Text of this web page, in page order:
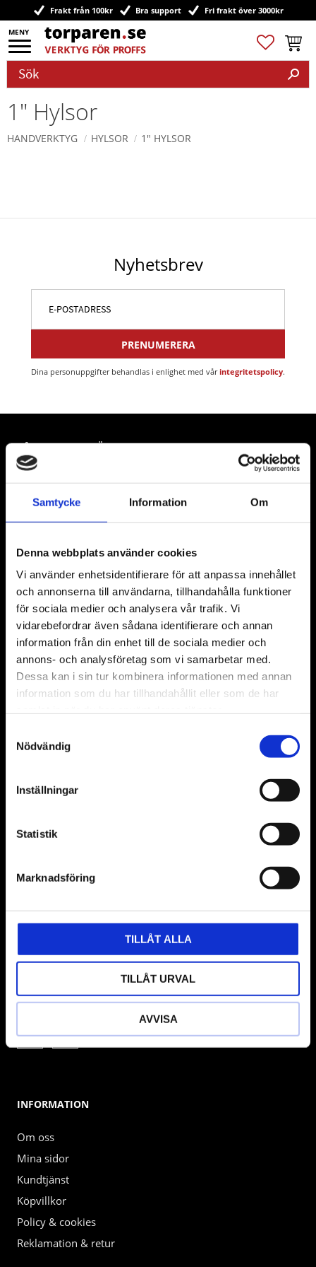
Samtycke Information Om
Denna webbplats använder cookies
Vi använder enhetsidentifierare för att anpassa innehållet
och annonserna till användarna, tillhandahålla funktioner
för sociala medier och analysera vår trafik. Vi
vidarebefordrar även sådana identifierare och annan
information från din enhet till de sociala medier och
annons- och analysföretag som vi samarbetar med.
Dessa kan i sin tur kombinera informationen med annan
information som du har tillhandahållit eller som de har
Nödvändig
Inställningar
Statistik
Marknadsföring
TILLÅT ALLA
TILLÅT URVAL
AVVISA
Meny
Frakt från 100kr Bra support Fri frakt över 3000kr
Favoriter
1" Hylsor
HANDVERKTYG HYLSOR 1" HYLSOR
Nyhetsbrev
PRENUMERERA
Dina personuppgifter behandlas i enlighet med vårintegritetspolicy.
VÅRA LEVERANTÖRER
& däckmaskiner och Master luftmaskiner. Kontakta oss
gärna om vad som helst då vi gör vårt yttersta för att hjälpa
BUTIK
Org.nummer: 556403-6480
0410-222 22
Mån - Fre 08.30 - 17.00
FÖLJ OSS PÅ:
INFORMATION
Om oss
Mina sidor
Kundtjänst
Köpvillkor
Policy & cookies
Reklamation & retur